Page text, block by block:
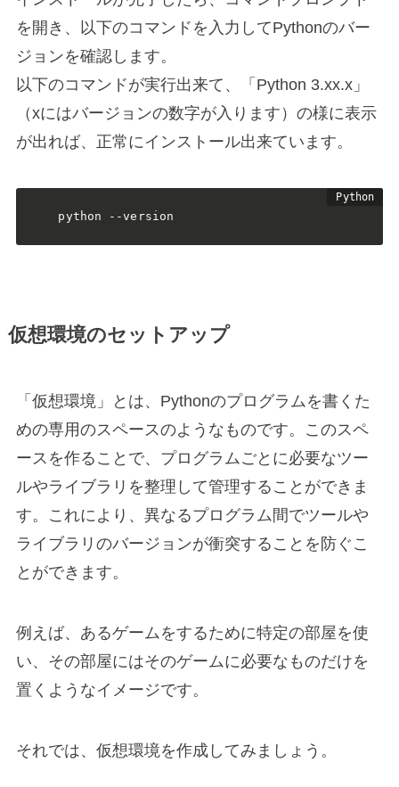
を開き、以下のコマンドを入力してPythonのバー
ジョンを確認します。
以下のコマンドが実行出来て、「Python 3.xx.x」
（xにはバージョンの数字が入ります）の様に表示
が出れば、正常にインストール出来ています。
python --version
仮想環境のセットアップ
「仮想環境」とは、Pythonのプログラムを書くた
めの専用のスペースのようなものです。このスペ
ースを作ることで、プログラムごとに必要なツー
ルやライブラリを整理して管理することができま
す。これにより、異なるプログラム間でツールや
ライブラリのバージョンが衝突することを防ぐこ
とができます。
例えば、あるゲームをするために特定の部屋を使
い、その部屋にはそのゲームに必要なものだけを
置くようなイメージです。
それでは、仮想環境を作成してみましょう。